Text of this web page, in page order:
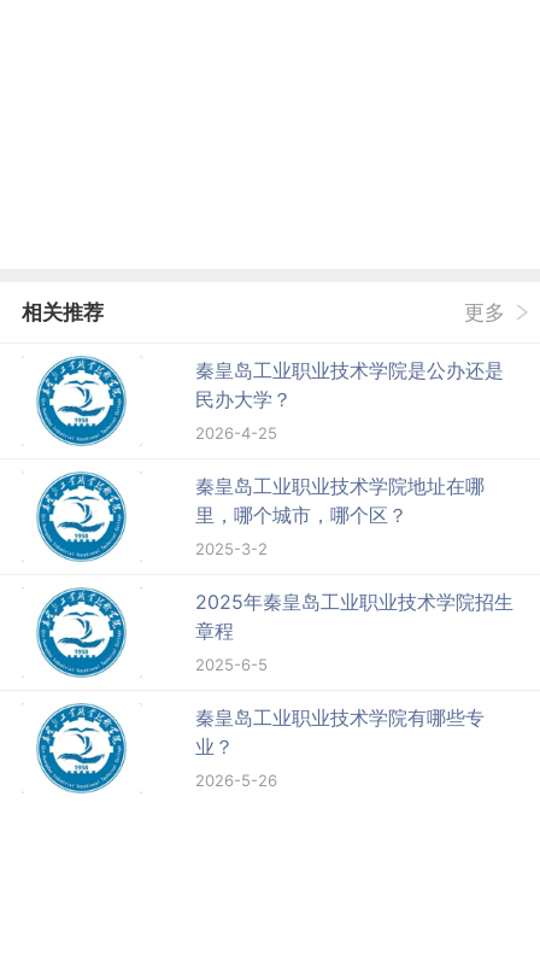
相关推荐 更多
秦皇岛工业职业技术学院是公办还是
民办大学？
2026-4-25
秦皇岛工业职业技术学院地址在哪
里，哪个城市，哪个区？
2025-3-2
2025年秦皇岛工业职业技术学院招生
章程
2025-6-5
秦皇岛工业职业技术学院有哪些专
业？
2026-5-26